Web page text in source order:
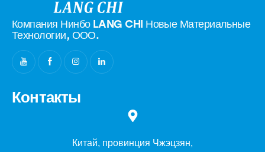
Компания Нинбо LANG CHI Новые Материальные
Технологии, ООО.
Контакты
Китай, провинция Чжэцзян,